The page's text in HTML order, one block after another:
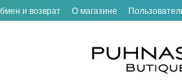
и возврат О магазине